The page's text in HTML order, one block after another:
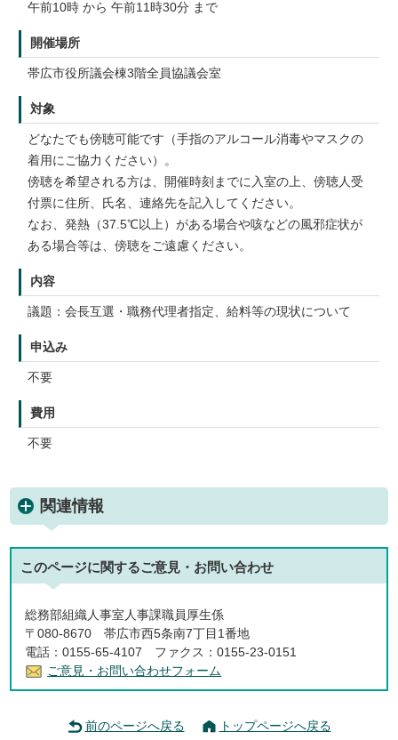
午前10時 から 午前11時30分 まで
開催場所
帯広市役所議会棟3階全員協議会室
対象
どなたでも傍聴可能です（手指のアルコール消毒やマスクの
着用にご協力ください）。
傍聴を希望される方は、開催時刻までに入室の上、傍聴人受
付票に住所、氏名、連絡先を記入してください。
なお、発熱（37.5℃以上）がある場合や咳などの風邪症状が
ある場合等は、傍聴をご遠慮ください。
内容
議題：会長互選・職務代理者指定、給料等の現状について
申込み
不要
費用
不要
関連情報
このページに関するご意見・お問い合わせ
総務部組織人事室人事課職員厚生係
〒080-8670 帯広市西5条南7丁目1番地
電話：0155-65-4107 ファクス：0155-23-0151
ご意見・お問い合わせフォーム
前のページへ戻る トップページへ戻る